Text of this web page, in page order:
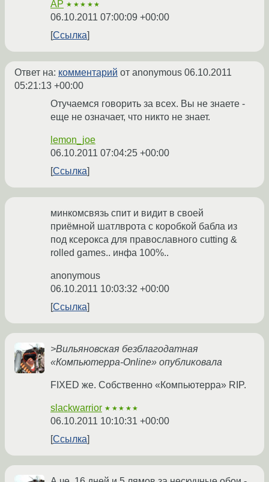
AP ★★★★★
06.10.2011 07:00:09 +00:00
Ссылка
Ответ на: комментарий от anonymous 06.10.2011
05:21:13 +00:00
Отучаемся говорить за всех. Вы не знаете -
еще не означает, что никто не знает.
lemon_joe
06.10.2011 07:04:25 +00:00
Ссылка
минкомсвязь спит и видит в своей
приёмной шатлврота с коробкой бабла из
под ксерокса для православного cutting &
rolled games.. инфа 100%..
anonymous
06.10.2011 10:03:32 +00:00
Ссылка
>Вильяновская безблагодатная
«Компьютерра-Online» опубликовала
FIXED же. Собственно «Компьютерра» RIP.
slackwarrior ★★★★★
06.10.2011 10:10:31 +00:00
Ссылка